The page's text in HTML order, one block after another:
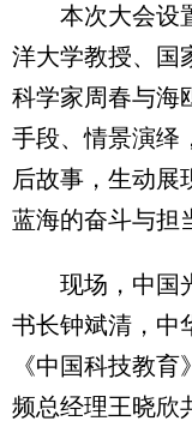
本次大会设置
洋大学教授、国
科学家周春与海
手段、情景演绎
后故事，生动展
蓝海的奋斗与担
现场，中国光
书长钟斌清，中
《中国科技教
频总经理王晓欣